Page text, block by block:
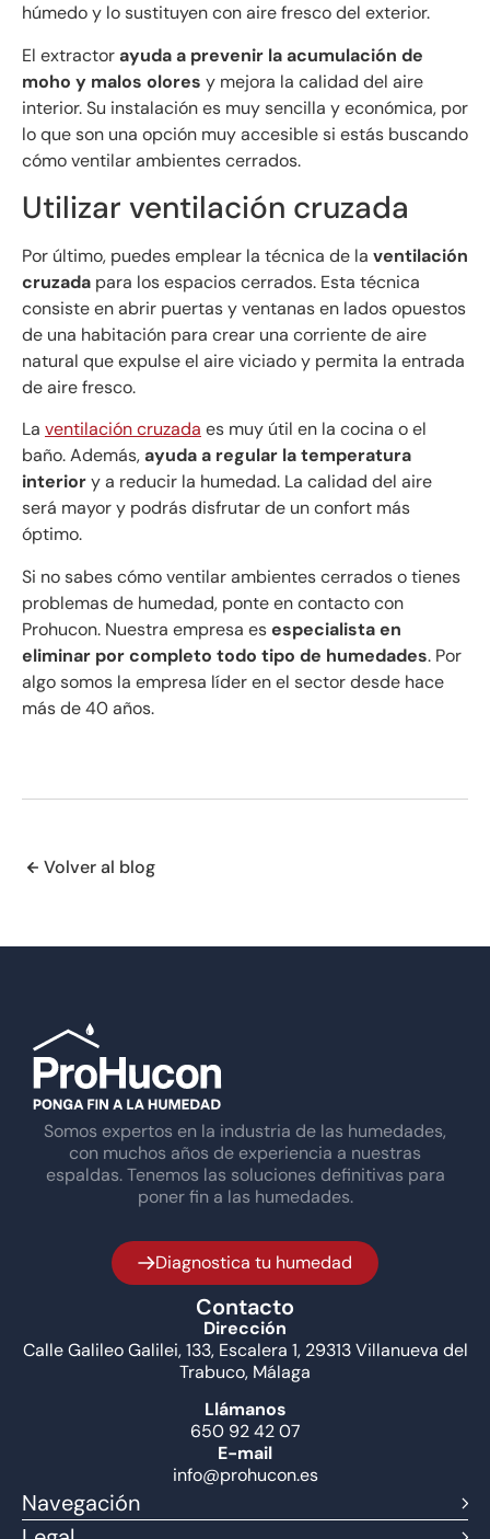
húmedo y lo sustituyen con aire fresco del exterior.
El extractorayuda a prevenir la acumulación de
moho y malos olores y mejora la calidad del aire
interior. Su instalación es muy sencilla y económica, por
lo que son una opción muy accesible si estás buscando
cómo ventilar ambientes cerrados.
Utilizar ventilación cruzada
Por último, puedes emplear la técnica de la ventilación
cruzada para los espacios cerrados. Esta técnica
consiste en abrir puertas y ventanas en lados opuestos
de una habitación para crear una corriente de aire
natural que expulse el aire viciado y permita la entrada
de aire fresco.
La ventilación cruzada es muy útil en la cocina o el
baño. Además,ayuda a regular la temperatura
interiory a reducir la humedad. La calidad del aire
será mayor y podrás disfrutar de un confort más
óptimo.
Si no sabes cómo ventilar ambientes cerrados o tienes
problemas de humedad, ponte en contacto con
Prohucon. Nuestra empresa esespecialista en
eliminar por completo todo tipo de humedades. Por
algo somos la empresa líder en el sector desde hace
más de 40 años.
Volver al blog
Somos expertos en la industria de las humedades,
con muchos años de experiencia a nuestras
espaldas. Tenemos las soluciones definitivas para
poner fin a las humedades.
Diagnostica tu humedad
Contacto
Dirección
Calle Galileo Galilei, 133, Escalera 1, 29313 Villanueva del
Trabuco, Málaga
Llámanos
650 92 42 07
E-mail
info@prohucon.es
Navegación